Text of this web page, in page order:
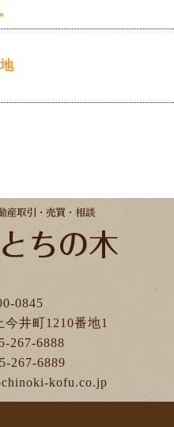
0845
井町1210番地1
267-6888
267-6889
kofu.co.jp